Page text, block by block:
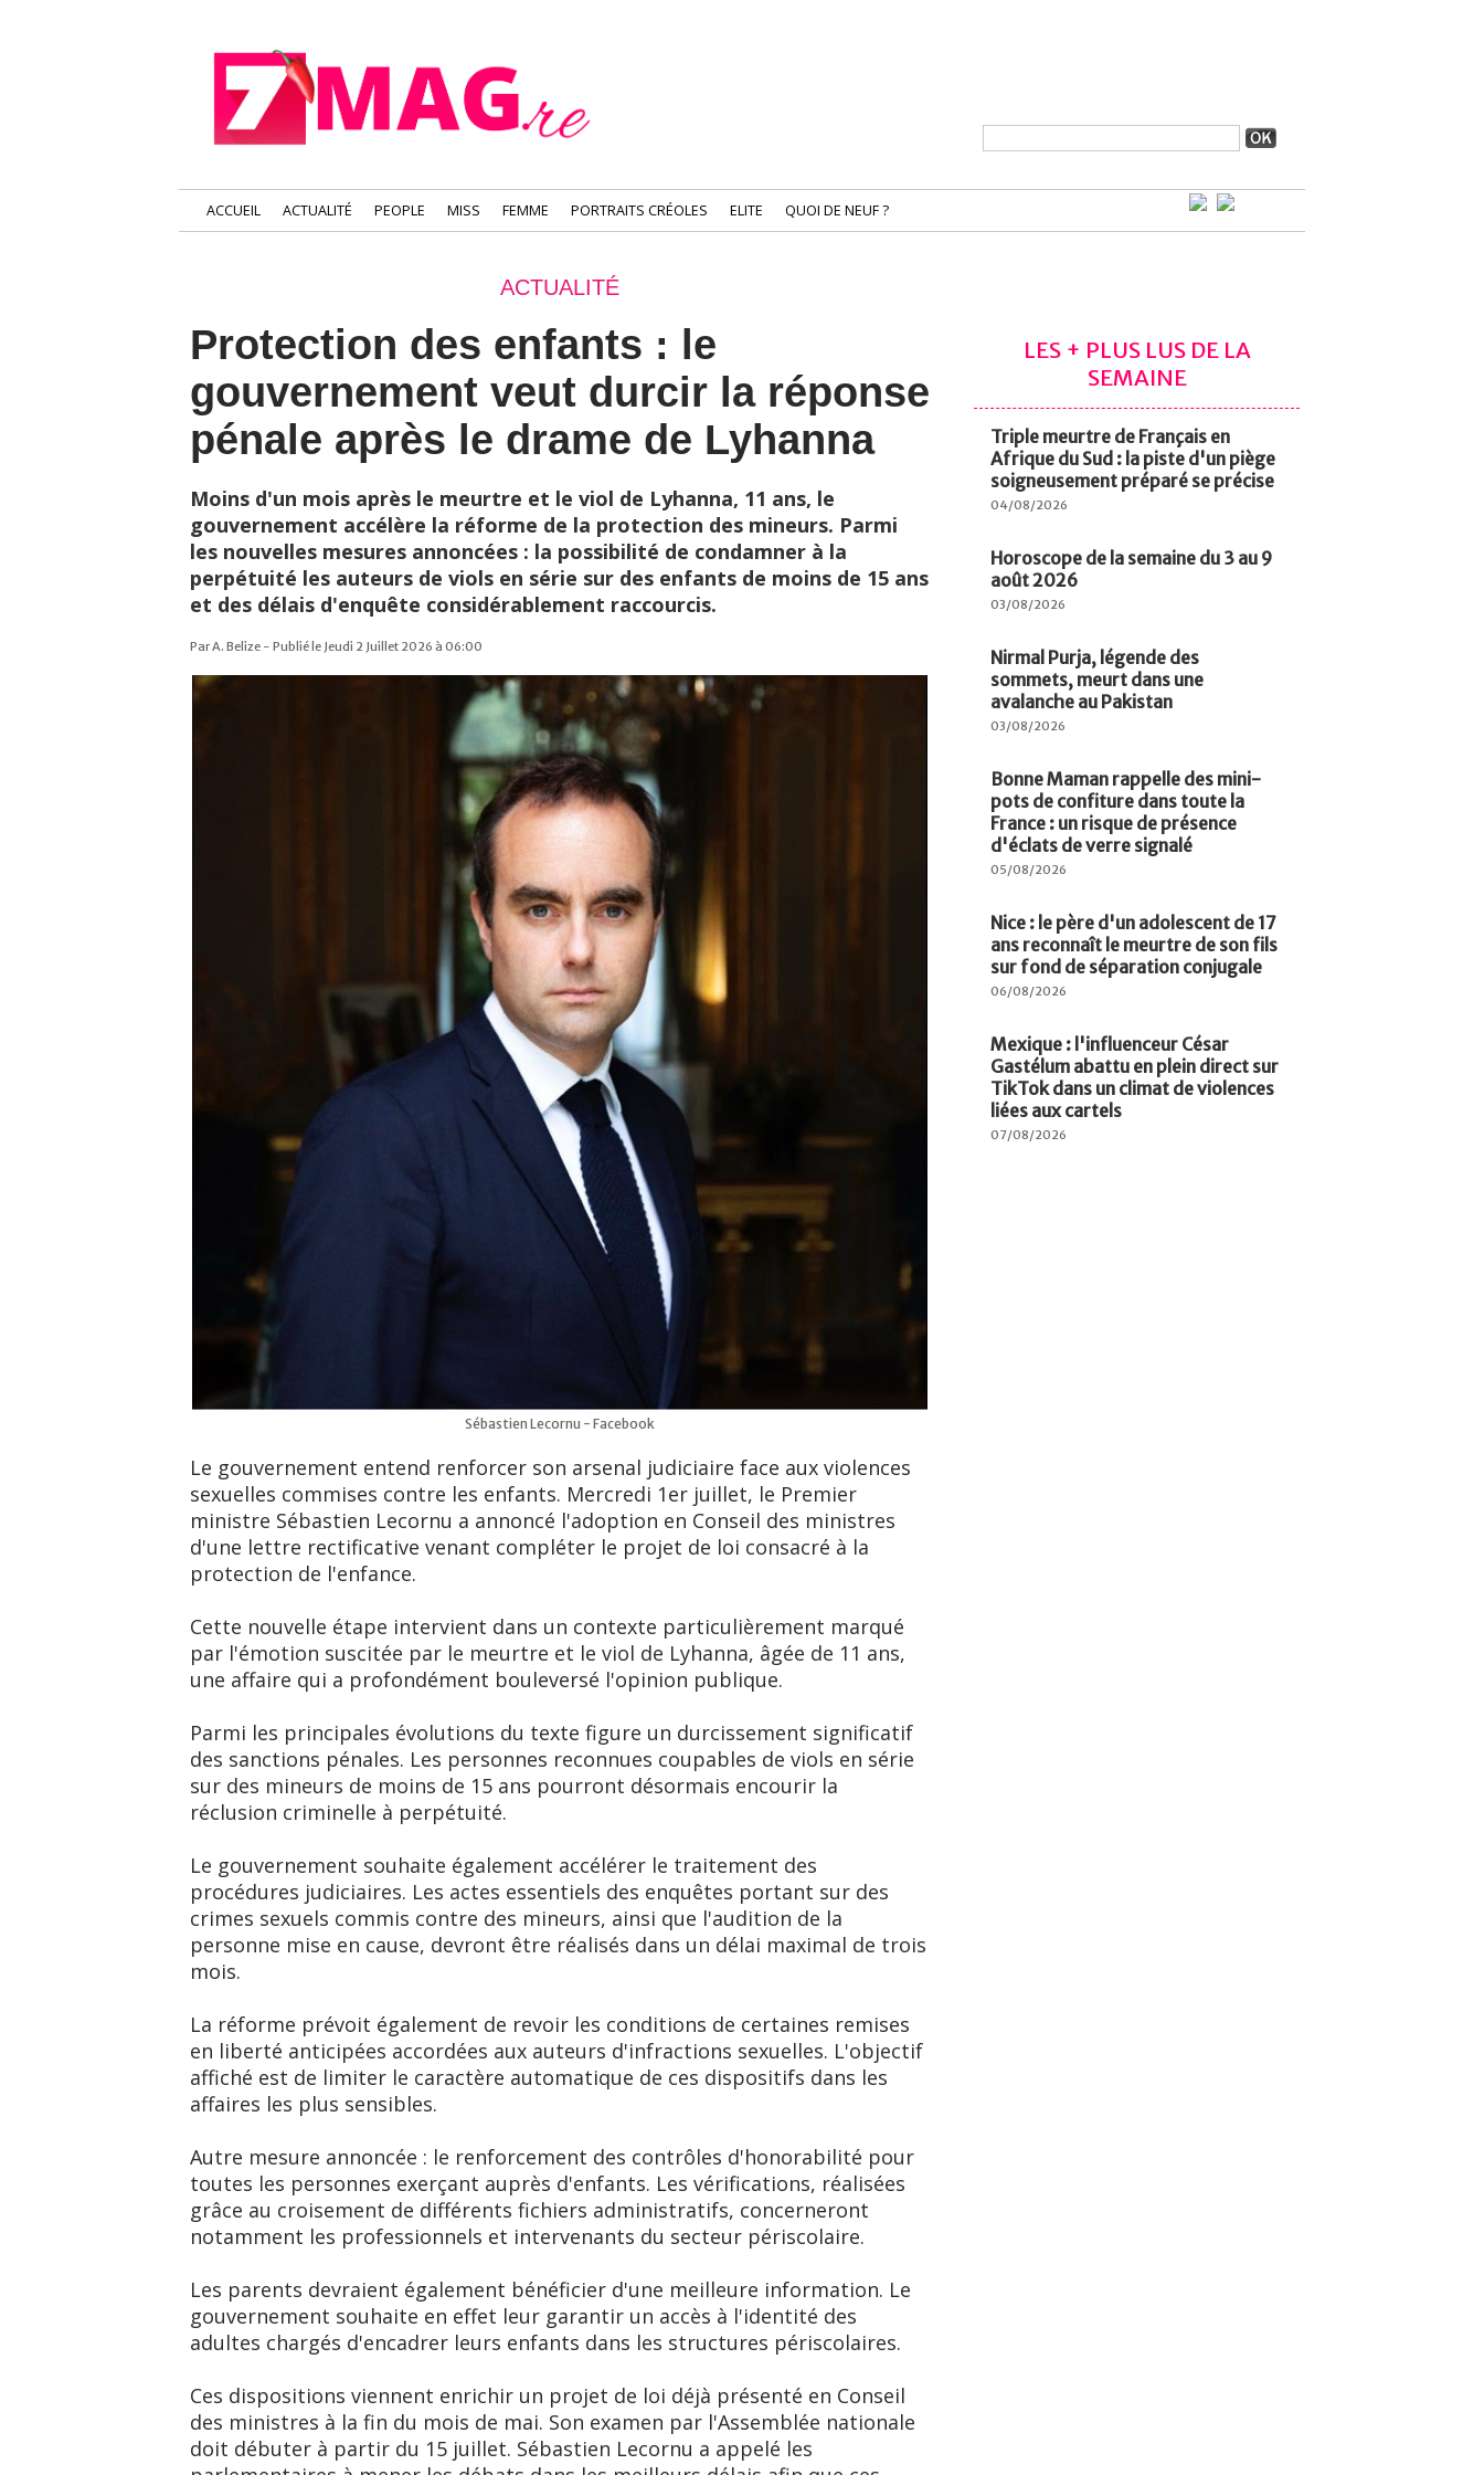
ACCUEIL ACTUALITÉ PEOPLE MISS FEMME PORTRAITS CRÉOLES ELITE QUOI DE NEUF ?
ACTUALITÉ
Protection des enfants : le
gouvernement veut durcir la réponse
pénale après le drame de Lyhanna
Moins d'un mois après le meurtre et le viol de Lyhanna, 11 ans, le
gouvernement accélère la réforme de la protection des mineurs. Parmi
les nouvelles mesures annoncées : la possibilité de condamner à la
perpétuité les auteurs de viols en série sur des enfants de moins de 15 ans
et des délais d'enquête considérablement raccourcis.
Par A. Belize - Publié le Jeudi 2 Juillet 2026 à 06:00
Sébastien Lecornu - Facebook
Le gouvernement entend renforcer son arsenal judiciaire face aux violences
sexuelles commises contre les enfants. Mercredi 1er juillet, le Premier
ministre Sébastien Lecornu a annoncé l'adoption en Conseil des ministres
d'une lettre rectificative venant compléter le projet de loi consacré à la
protection de l'enfance.
Cette nouvelle étape intervient dans un contexte particulièrement marqué
par l'émotion suscitée par le meurtre et le viol de Lyhanna, âgée de 11 ans,
une affaire qui a profondément bouleversé l'opinion publique.
Parmi les principales évolutions du texte figure un durcissement significatif
des sanctions pénales. Les personnes reconnues coupables de viols en série
sur des mineurs de moins de 15 ans pourront désormais encourir la
réclusion criminelle à perpétuité.
Le gouvernement souhaite également accélérer le traitement des
procédures judiciaires. Les actes essentiels des enquêtes portant sur des
crimes sexuels commis contre des mineurs, ainsi que l'audition de la
personne mise en cause, devront être réalisés dans un délai maximal de trois
mois.
La réforme prévoit également de revoir les conditions de certaines remises
en liberté anticipées accordées aux auteurs d'infractions sexuelles. L'objectif
affiché est de limiter le caractère automatique de ces dispositifs dans les
affaires les plus sensibles.
Autre mesure annoncée : le renforcement des contrôles d'honorabilité pour
toutes les personnes exerçant auprès d'enfants. Les vérifications, réalisées
grâce au croisement de différents fichiers administratifs, concerneront
notamment les professionnels et intervenants du secteur périscolaire.
Les parents devraient également bénéficier d'une meilleure information. Le
gouvernement souhaite en effet leur garantir un accès à l'identité des
adultes chargés d'encadrer leurs enfants dans les structures périscolaires.
Ces dispositions viennent enrichir un projet de loi déjà présenté en Conseil
des ministres à la fin du mois de mai. Son examen par l'Assemblée nationale
doit débuter à partir du 15 juillet. Sébastien Lecornu a appelé les
LES + PLUS LUS DE LA
SEMAINE
Triple meurtre de Français en
Afrique du Sud : la piste d'un piège
soigneusement préparé se précise
04/08/2026
Horoscope de la semaine du 3 au 9
août 2026
03/08/2026
Nirmal Purja, légende des
sommets, meurt dans une
avalanche au Pakistan
03/08/2026
Bonne Maman rappelle des mini-
pots de confiture dans toute la
France : un risque de présence
d'éclats de verre signalé
05/08/2026
Nice : le père d'un adolescent de 17
ans reconnaît le meurtre de son fils
sur fond de séparation conjugale
06/08/2026
Mexique : l'influenceur César
Gastélum abattu en plein direct sur
TikTok dans un climat de violences
liées aux cartels
07/08/2026